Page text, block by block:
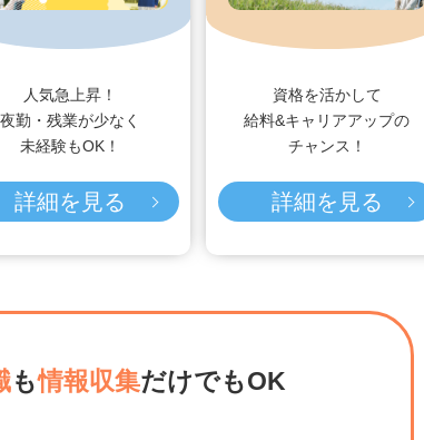
人気急上昇！
夜勤・残業が少なく
未経験もOK！
詳細を見る
資格を活かして
給料&キャリアアップの
チャンス！
詳細を見る
も情報収集だけでもOK